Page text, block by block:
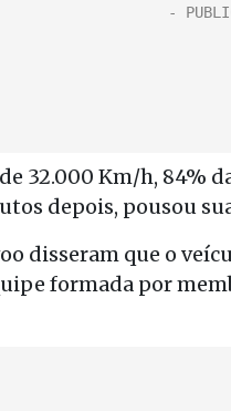
32.000 Km/h, 84%
depois, pousou
disseram que o
formada por